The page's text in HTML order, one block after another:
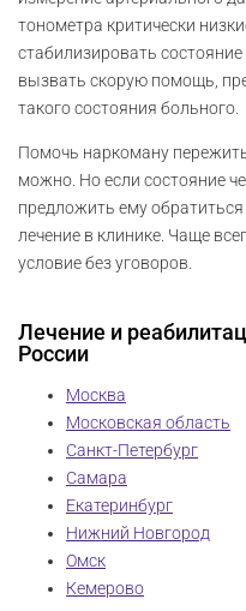
тонометра критически
стабилизировать
вызвать скорую помощь,
такого состояния больного.
Помочь наркоману
можно. Но если состояние
предложить ему обратиться
лечение в клинике. Чаще
условие без уговоров.
Лечение и
России
Москва
Московская область
Санкт-Петербург
Самара
Екатеринбург
Нижний Новгород
Омск
Кемерово